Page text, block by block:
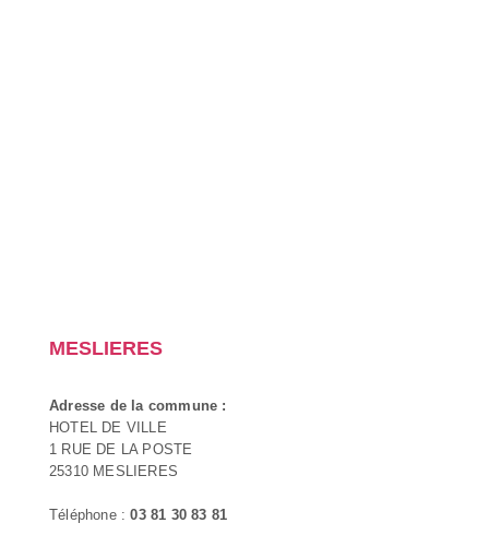
MESLIERES
Adresse de la commune :
HOTEL DE VILLE
1 RUE DE LA POSTE
25310 MESLIERES
Téléphone :03 81 30 83 81